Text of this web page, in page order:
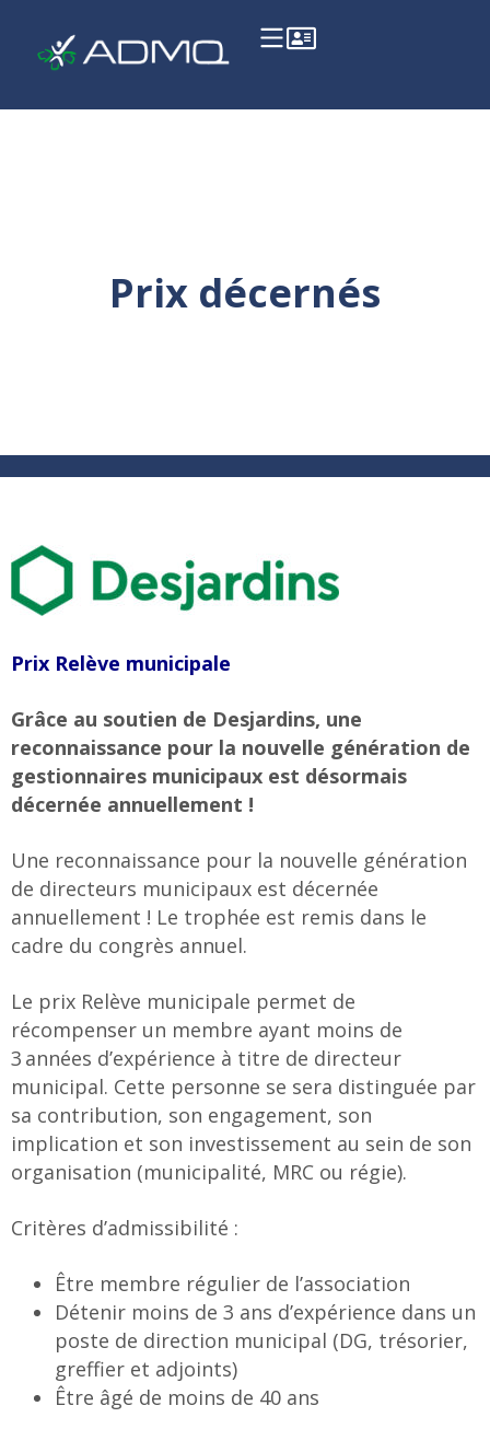
Prix décernés
Prix Relève municipale
Grâce au soutien de Desjardins, une
reconnaissance pour la nouvelle génération de
gestionnaires municipaux est désormais
décernée annuellement !
Une reconnaissance pour la nouvelle génération
de directeurs municipaux est décernée
annuellement ! Le trophée est remis dans le
cadre du congrès annuel.
Le prix Relève municipale permet de
récompenser un membre ayant moins de
3 années d’expérience à titre de directeur
municipal. Cette personne se sera distinguée par
sa contribution, son engagement, son
implication et son investissement au sein de son
organisation (municipalité, MRC ou régie).
Critères d’admissibilité :
Être membre régulier de l’association
Détenir moins de 3 ans d’expérience dans un
poste de direction municipal (DG, trésorier,
greffier et adjoints)
Être âgé de moins de 40 ans